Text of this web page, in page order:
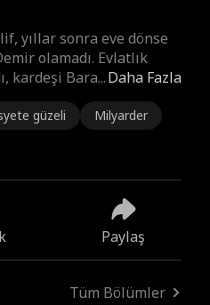
Daha Fazla
yıllar sonra eve dönse
olamadı. Evlatlık
kardeşi Bara...
güzeli
Milyarder
Paylaş
Tüm Bölümler